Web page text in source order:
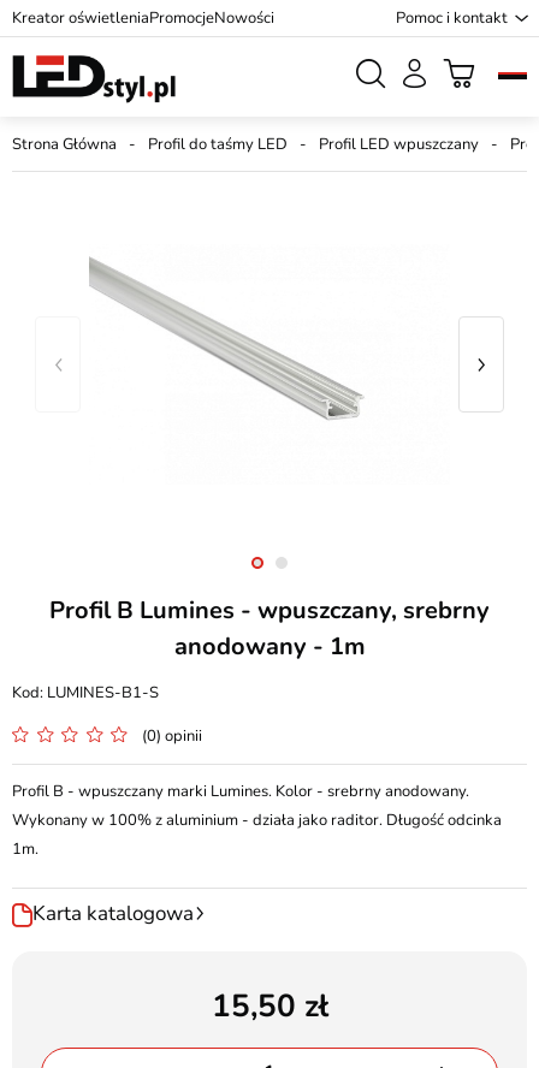
Kreator oświetleniaPromocjeNowości Pomoc i kontakt
Strona Główna Profil do taśmy LED Profil LED wpuszczany
Profil B Lumines - wpuszczany, srebrny
anodowany - 1m
LUMINES-B1-S
(0) opinii
Profil B - wpuszczany marki Lumines. Kolor - srebrny anodowany.
Wykonany w 100% z aluminium - działa jako raditor. Długość odcinka
1m.
Karta katalogowa
15,50